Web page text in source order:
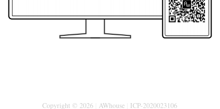
Copyright © 2026 AWhouse ICP-2020023106